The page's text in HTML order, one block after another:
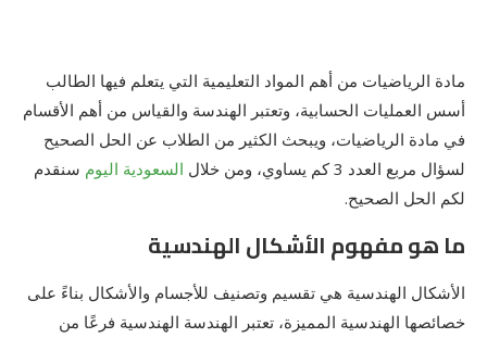
مادة الرياضيات من أهم المواد التعليمية التي يتعلم فيها الطالب
أسس العمليات الحسابية، وتعتبر الهندسة والقياس من أهم الأقسام
في مادة الرياضيات، ويبحث الكثير من الطلاب عن الحل الصحيح
لسؤال مربع العدد 3 كم يساوي، ومن خلال
السعودية اليوم سنقدم
لكم الحل الصحيح.
ما هو مفهوم الأشكال الهندسية
الأشكال الهندسية هي تقسيم وتصنيف للأجسام والأشكال بناءً على
خصائصها الهندسية المميزة، تعتبر الهندسة الهندسية فرعًا من